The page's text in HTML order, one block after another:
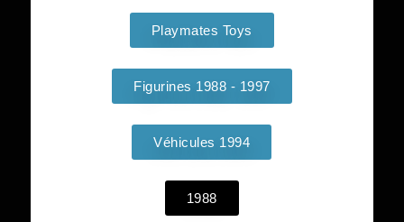
Playmates Toys
Figurines 1988 - 1997
Véhicules 1994
1988